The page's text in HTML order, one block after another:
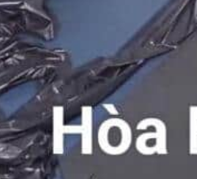
HDPE
thấm HDPE
Ngoài Trời
cafe
kiện
Di Động
động
động
động